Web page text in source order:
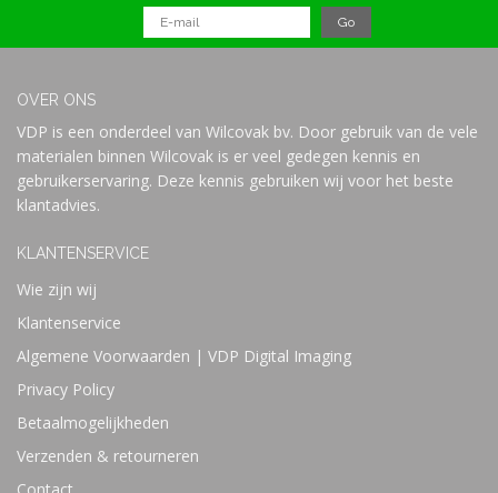
OVER ONS
VDP is een onderdeel van Wilcovak bv. Door gebruik van de vele
materialen binnen Wilcovak is er veel gedegen kennis en
gebruikerservaring. Deze kennis gebruiken wij voor het beste
klantadvies.
KLANTENSERVICE
Wie zijn wij
Klantenservice
Algemene Voorwaarden | VDP Digital Imaging
Privacy Policy
Betaalmogelijkheden
Verzenden & retourneren
Contact